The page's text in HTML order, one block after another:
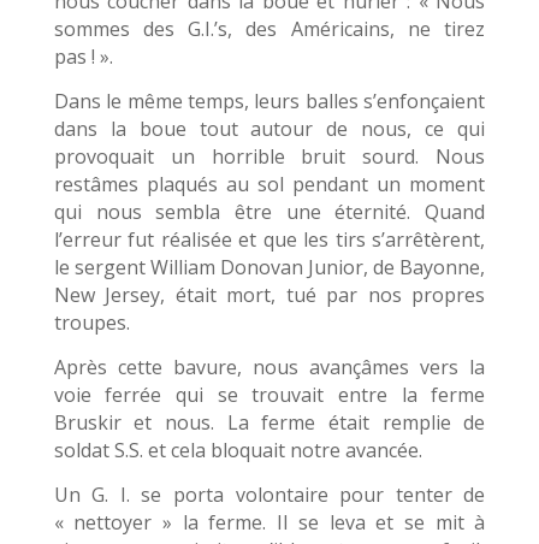
sommes des G.I.’s, des Américains, ne tirez
pas ! ».
Dans le même temps, leurs balles s’enfonçaient
dans la boue tout autour de nous, ce qui
provoquait un horrible bruit sourd. Nous
restâmes plaqués au sol pendant un moment
qui nous sembla être une éternité. Quand
l’erreur fut réalisée et que les tirs s’arrêtèrent,
le sergent William Donovan Junior, de Bayonne,
New Jersey, était mort, tué par nos propres
troupes.
Après cette bavure, nous avançâmes vers la
voie ferrée qui se trouvait entre la ferme
Bruskir et nous. La ferme était remplie de
soldat S.S. et cela bloquait notre avancée.
Un G. I. se porta volontaire pour tenter de
« nettoyer » la ferme. Il se leva et se mit à